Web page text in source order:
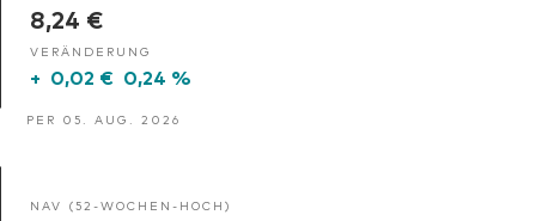
8,24 €
VERÄNDERUNG
+ 0,02 € 0,24 %
PER 05. AUG. 2026
NAV (52-WOCHEN-HOCH)